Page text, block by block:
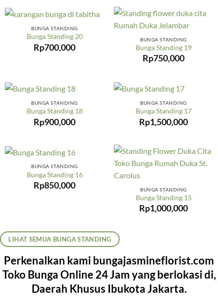
BUNGA STANDING
Bunga Standing 20
Rp700,000
BUNGA STANDING
Bunga Standing 19
Rp750,000
BUNGA STANDING
Bunga Standing 18
Rp900,000
BUNGA STANDING
Bunga Standing 17
Rp1,500,000
BUNGA STANDING
Bunga Standing 16
Rp850,000 BUNGA STANDING
Bunga Standing 15
Rp1,000,000
LIHAT SEMUA BUNGA STANDING
Perkenalkan kami bungajasmineflorist.com
Toko Bunga Online 24 Jam yang berlokasi di,
Daerah Khusus Ibukota Jakarta.